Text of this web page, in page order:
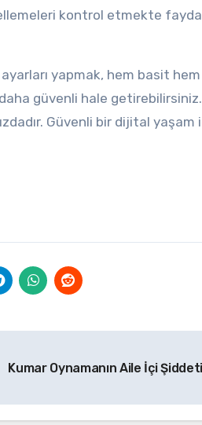
kontrol etmekte
yapmak, hem basit
güvenli hale
Güvenli bir dijital yaşam
Kumar Oynamanın Aile İçi